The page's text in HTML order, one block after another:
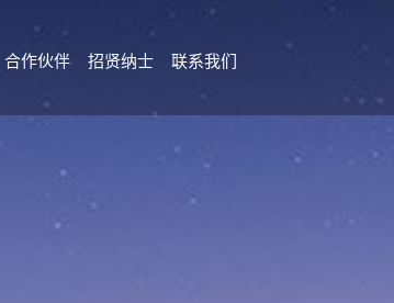
合作伙伴 招贤纳士 联系我们